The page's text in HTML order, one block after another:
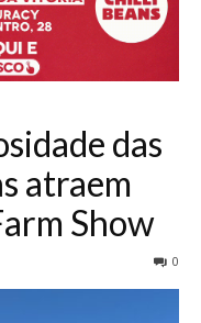
das
atraem
Show
0